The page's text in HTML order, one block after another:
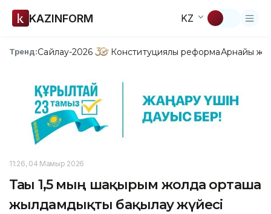
KAZINFORM KZ
Тренд:Сайлау-2026 Конституциялық реформаАрнайы
11:26, 04 Мамыр 2026
Тағы 1,5 мың шақырым жолда орташа
жылдамдықты бақылау жүйесі